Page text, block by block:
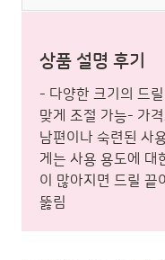
상품 설명 후기
- 다양한 크기의 드
맞게 조절 가능- 가
남편이나 숙련된 사
게는 사용 용도에 대
이 많아지면 드릴 끝
뚫림